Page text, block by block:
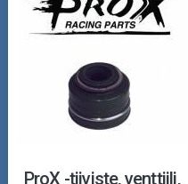
Öljyt ja kemikaalit
Työkalut
Outlet-tuotteet
ProX -tiiviste, venttiili,